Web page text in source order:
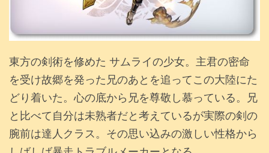
東方の剣術を修めた サムライの少女。主君の密命
を受け故郷を発った兄のあとを追ってこの大陸にた
どり着いた。心の底から兄を尊敬し慕っている。兄
と比べて自分は未熟者だと考えているが実際の剣の
腕前は達人クラス。その思い込みの激しい性格から